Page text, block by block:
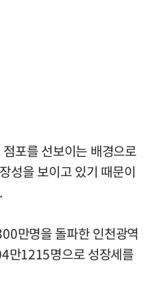
포를 선보이는 배경으로
성을 보이고 있기 때문이
만명을 돌파한 인천광역
만1215명으로 성장세를